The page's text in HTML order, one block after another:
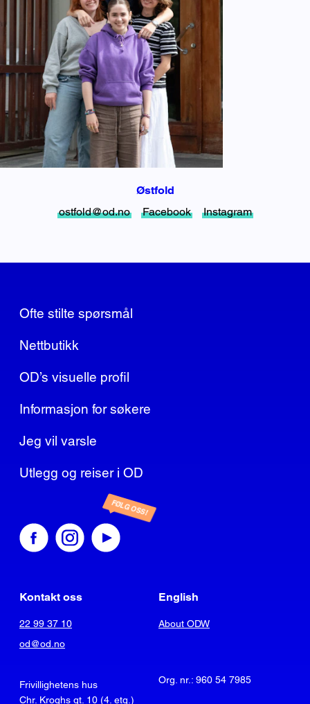
Østfold
ostfold@od.no
Facebook Instagram
Ofte stilte spørsmål
Nettbutikk
OD’s visuelle profil
Informasjon for søkere
Jeg vil varsle
Utlegg og reiser i OD
FØLG OSS!
Kontakt oss
22 99 37 10
od@od.no
Frivillighetens hus
Chr. Kroghs gt. 10 (4. etg.)
English
About ODW
Org. nr.: 960 54 7985